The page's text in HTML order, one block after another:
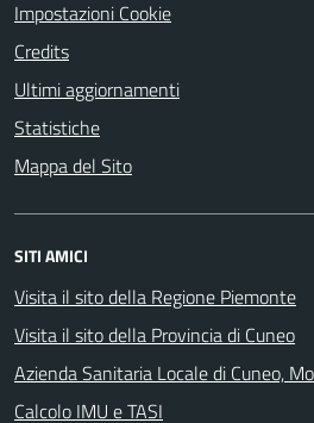
Impostazioni Cookie
Credits
Ultimi aggiornamenti
Statistiche
Mappa del Sito
SITI AMICI
Visita il sito della Regione Piemonte
Visita il sito della Provincia di Cuneo
Azienda Sanitaria Locale di Cuneo,
Calcolo IMU e TASI